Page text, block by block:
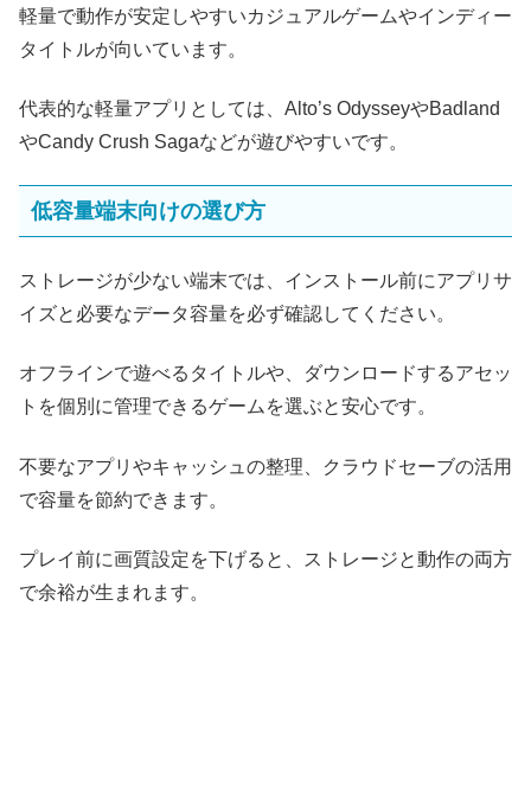
軽量で動作が安定しやすいカジュアルゲームやインディー
タイトルが向いています。
代表的な軽量アプリとしては、Alto’s OdysseyやBadland
やCandy Crush Sagaなどが遊びやすいです。
低容量端末向けの選び方
ストレージが少ない端末では、インストール前にアプリサ
イズと必要なデータ容量を必ず確認してください。
オフラインで遊べるタイトルや、ダウンロードするアセッ
トを個別に管理できるゲームを選ぶと安心です。
不要なアプリやキャッシュの整理、クラウドセーブの活用
で容量を節約できます。
プレイ前に画質設定を下げると、ストレージと動作の両方
で余裕が生まれます。